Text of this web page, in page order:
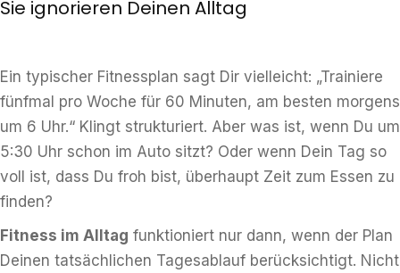
Sie ignorieren Deinen Alltag
Ein typischer Fitnessplan sagt Dir vielleicht: „Trainiere
fünfmal pro Woche für 60 Minuten, am besten morgens
um 6 Uhr.“ Klingt strukturiert. Aber was ist, wenn Du um
5:30 Uhr schon im Auto sitzt? Oder wenn Dein Tag so
voll ist, dass Du froh bist, überhaupt Zeit zum Essen zu
finden?
Fitness im Alltag funktioniert nur dann, wenn der Plan
Deinen tatsächlichen Tagesablauf berücksichtigt. Nicht